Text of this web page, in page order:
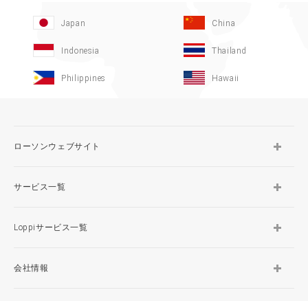
Japan China
Indonesia Thailand
Philippines Hawaii
ローソンウェブサイト
サービス一覧
Loppiサービス一覧
会社情報